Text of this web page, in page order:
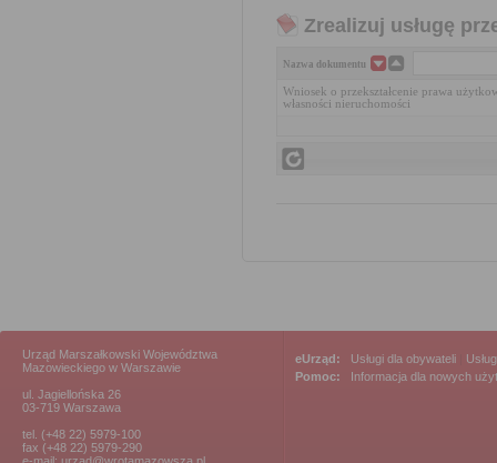
Zrealizuj usługę
Nazwa dokumentu
Wniosek o przekształcenie prawa
własności nieruchomości
Urząd Marszałkowski Województwa
Mazowieckiego w Warszawie
ul. Jagiellońska 26
03-719 Warszawa
tel. (+48 22) 5979-100
fax (+48 22) 5979-290
eUrząd: Usługi dla obywateli
Pomoc:
Informacja dla nowych